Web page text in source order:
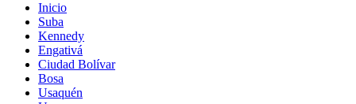
Inicio
Suba
Kennedy
Engativá
Ciudad Bolívar
Bosa
Usaquén